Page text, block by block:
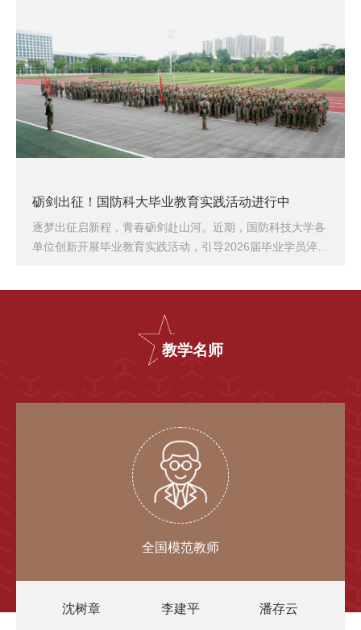
砺剑出征！国防科大毕业教育实践活动进行中
逐梦出征启新程，青春砺剑赴山河。近期，国防科技大学各
单位创新开展毕业教育实践活动，引导2026届毕业学员淬炼
教学名师
全国模范教师
沈树章 李建平 潘存云